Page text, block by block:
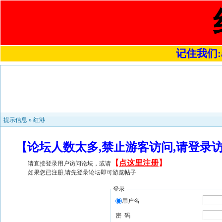
记住我们
提示信息 » 红港
【论坛人数太多,禁止游客访问,请登
请直接登录用户访问论坛，或请 【 点这里注册】
如果您已注册,请先登录论坛即可游览帖子
登录
用户名
密 码